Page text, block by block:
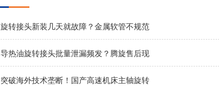
旋转接头新装几天就故障？金属软管不规范
安装是主因
导热油旋转接头批量泄漏频发？腾旋售后现
场拆解揭秘两大核心诱因
突破海外技术垄断！国产高速机床主轴旋转